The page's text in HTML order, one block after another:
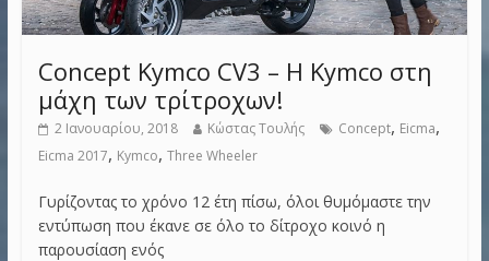
Concept Kymco CV3 – Η Kymco στη
μάχη των τρίτροχων!
2 Ιανουαρίου, 2018 Κώστας Τουλής Concept, Eicma,
Eicma 2017, Kymco, Three Wheeler
Γυρίζοντας το χρόνο 12 έτη πίσω, όλοι θυμόμαστε την
εντύπωση που έκανε σε όλο το δίτροχο κοινό η
παρουσίαση ενός